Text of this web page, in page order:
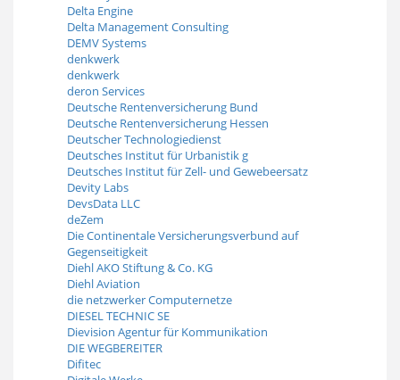
Delta Engine
Delta Management Consulting
DEMV Systems
denkwerk
denkwerk
deron Services
Deutsche Rentenversicherung Bund
Deutsche Rentenversicherung Hessen
Deutscher Technologiedienst
Deutsches Institut für Urbanistik g
Deutsches Institut für Zell- und Gewebeersatz
Devity Labs
DevsData LLC
deZem
Die Continentale Versicherungsverbund auf
Gegenseitigkeit
Diehl AKO Stiftung & Co. KG
Diehl Aviation
die netzwerker Computernetze
DIESEL TECHNIC SE
Dievision Agentur für Kommunikation
DIE WEGBEREITER
Difitec